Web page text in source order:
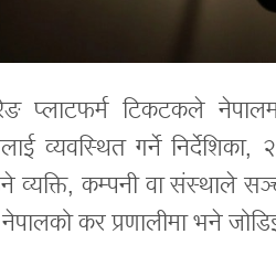
प्लाटफर्म टिकटकले
व्यवस्थित गर्ने
व्यक्ति, कम्पनी वा संस्थाले
कर प्रणालीमा भने